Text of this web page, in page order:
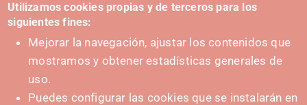
Utilizamos cookies propias y de terceros para los
siguientes fines:
Mejorar la navegación, ajustar los contenidos que
mostramos y obtener estadísticas generales de
uso.
Puedes configurar las cookies que se instalarán en